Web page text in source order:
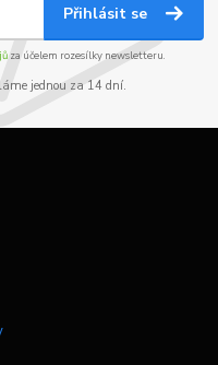
Přihlásit se
za účelem rozesílky newsletteru.
jednou za 14 dní.